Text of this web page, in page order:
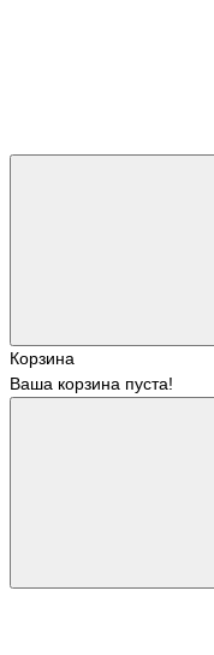
Корзина
Ваша корзина пуста!